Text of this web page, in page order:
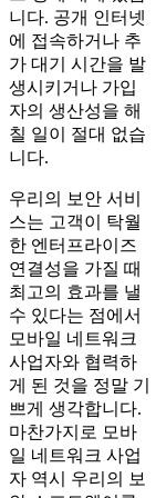
니다. 공개 인터넷
에 접속하거나 추
가 대기 시간을 발
생시키거나 가입
자의 생산성을 해
칠 일이 절대 없습
니다.
우리의 보안 서비
스는 고객이 탁월
한 엔터프라이즈
연결성을 가질 때
최고의 효과를 낼
수 있다는 점에서
모바일 네트워크
사업자와 협력하
게 된 것을 정말 기
쁘게 생각합니다.
마찬가지로 모바
일 네트워크 사업
자 역시 우리의 보